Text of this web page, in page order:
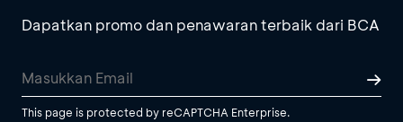
Dapatkan promo dan penawaran terbaik dari BCA
This page is protected by reCAPTCHA Enterprise.